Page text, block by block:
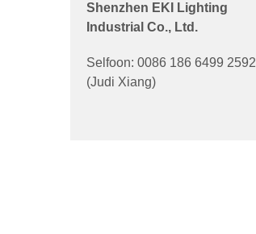
Shenzhen EKI Lighting
Industrial Co., Ltd.
Selfoon: 0086 186 6499 2592
(Judi Xiang)